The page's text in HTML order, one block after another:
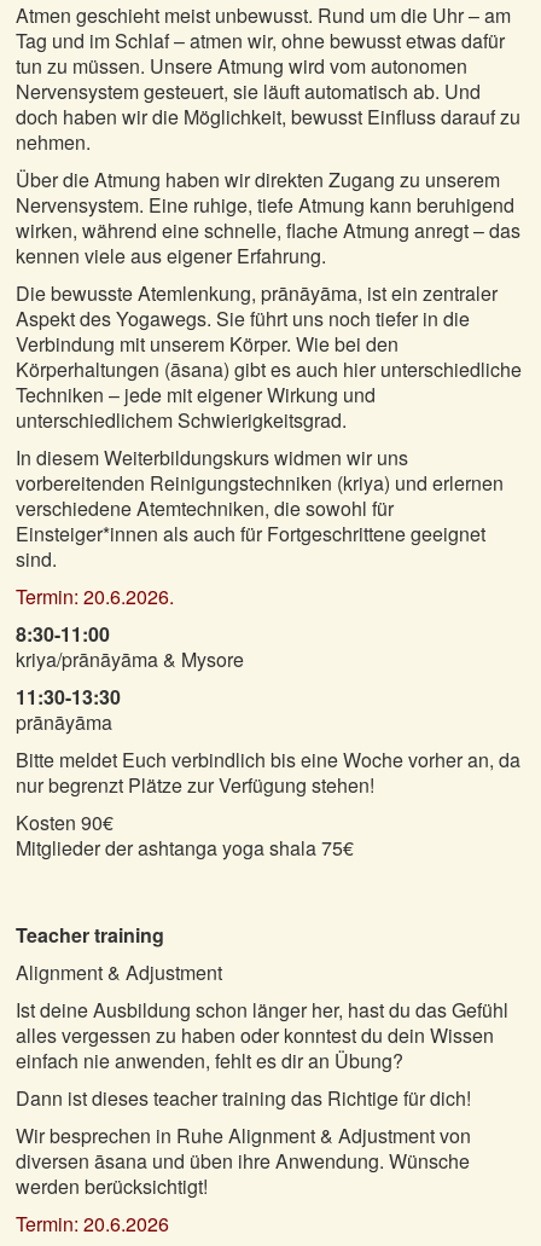
Atmen geschieht meist unbewusst. Rund um die Uhr – am
Tag und im Schlaf – atmen wir, ohne bewusst etwas dafür
tun zu müssen. Unsere Atmung wird vom autonomen
Nervensystem gesteuert, sie läuft automatisch ab. Und
doch haben wir die Möglichkeit, bewusst Einfluss darauf zu
nehmen.
Über die Atmung haben wir direkten Zugang zu unserem
Nervensystem. Eine ruhige, tiefe Atmung kann beruhigend
wirken, während eine schnelle, flache Atmung anregt – das
kennen viele aus eigener Erfahrung.
Die bewusste Atemlenkung, prānāyāma, ist ein zentraler
Aspekt des Yogawegs. Sie führt uns noch tiefer in die
Verbindung mit unserem Körper. Wie bei den
Körperhaltungen (āsana) gibt es auch hier unterschiedliche
Techniken – jede mit eigener Wirkung und
unterschiedlichem Schwierigkeitsgrad.
In diesem Weiterbildungskurs widmen wir uns
vorbereitenden Reinigungstechniken (kriya) und erlernen
verschiedene Atemtechniken, die sowohl für
Einsteiger*innen als auch für Fortgeschrittene geeignet
sind.
Termin: 20.6.2026.
8:30-11:00
kriya/prānāyāma & Mysore
11:30-13:30
prānāyāma
Bitte meldet Euch verbindlich bis eine Woche vorher an, da
nur begrenzt Plätze zur Verfügung stehen!
Kosten 90€
Mitglieder der ashtanga yoga shala 75€
Teacher training
Alignment & Adjustment
Ist deine Ausbildung schon länger her, hast du das Gefühl
alles vergessen zu haben oder konntest du dein Wissen
einfach nie anwenden, fehlt es dir an Übung?
Dann ist dieses teacher training das Richtige für dich!
Wir besprechen in Ruhe Alignment & Adjustment von
diversen āsana und üben ihre Anwendung. Wünsche
werden berücksichtigt!
Termin: 20.6.2026